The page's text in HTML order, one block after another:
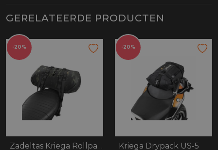
GERELATEERDE PRODUCTEN
-20%
Zadeltas Kriega Rollpack 20 camo
-20%
Kriega Drypack US-5